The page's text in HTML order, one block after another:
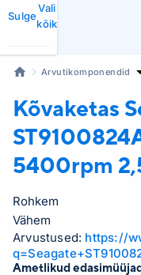
Sulge
Vali
kõik
Arvutikomponendid
Kõvaketas
5400rpm
Rohkem
Vähem
Arvustused: https://
Ametlikud